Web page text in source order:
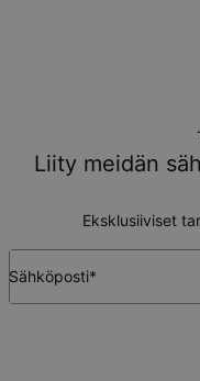
Liity meidän
Eksklusiiviset
Sähköposti*